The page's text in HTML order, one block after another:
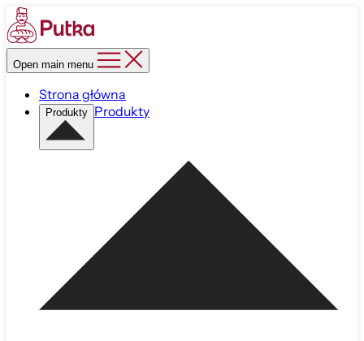
Open main menu
Strona główna
Produkty Produkty